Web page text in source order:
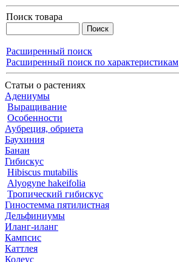
Поиск товара
Расширенный поиск
Расширенный поиск по характеристикам
Статьи о растениях
Адениумы
Выращивание
Особенности
Аубреция, обриета
Баухиния
Банан
Гибискус
Hibiscus mutabilis
Alyogyne hakeifolia
Тропический гибискус
Гиностемма пятилистная
Дельфиниумы
Иланг-иланг
Кампсис
Каттлея
Колеус